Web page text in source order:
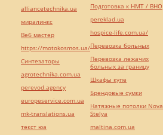
alliancetechnika.ua
миралинкс
Веб мастер
https://motokosmos.ua/
Синтезаторы
agrotechnika.com.ua
perevod.agency
europeservice.com.ua
mk-translations.ua
текст юа
Подготовка к НМТ / ВНО
pereklad.ua
hospice-life.com.ua/
Перевозка больных
Перевозка лежачих
больных за границу
Шкафы купе
Брендовые сумки
Натяжные потолки Nova
Stelya
maltina.com.ua